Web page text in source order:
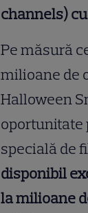
channels)
Pe măsură
milioane de
Halloween
oportunitate
specială de
disponibil
la milioane